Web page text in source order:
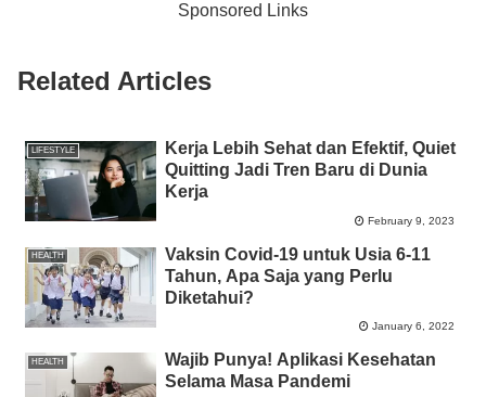
k
p
g
Sponsored Links
Related Articles
LIFESTYLE
Kerja Lebih Sehat dan Efektif, Quiet
Quitting Jadi Tren Baru di Dunia
Kerja
February 9, 2023
HEALTH
Vaksin Covid-19 untuk Usia 6-11
Tahun, Apa Saja yang Perlu
Diketahui?
January 6, 2022
HEALTH
Wajib Punya! Aplikasi Kesehatan
Selama Masa Pandemi